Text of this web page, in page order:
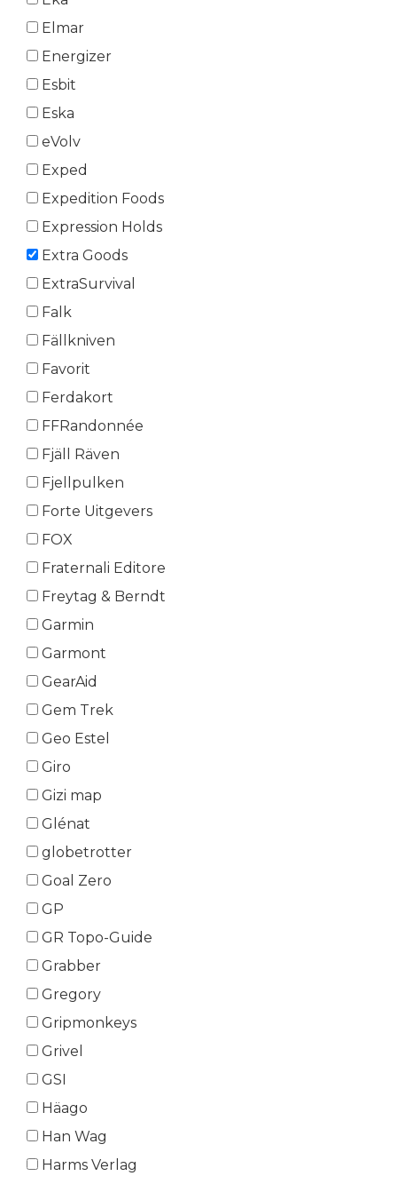
Elmar
Energizer
Esbit
Eska
eVolv
Exped
Expedition Foods
Expression Holds
Extra Goods
ExtraSurvival
Falk
Fällkniven
Favorit
Ferdakort
FFRandonnée
Fjäll Räven
Fjellpulken
Forte Uitgevers
FOX
Fraternali Editore
Freytag & Berndt
Garmin
Garmont
GearAid
Gem Trek
Geo Estel
Giro
Gizi map
Glénat
globetrotter
Goal Zero
GP
GR Topo-Guide
Grabber
Gregory
Gripmonkeys
Grivel
GSI
Häago
Han Wag
Harms Verlag